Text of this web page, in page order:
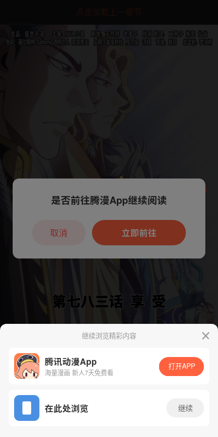
点击加载上一章节
App免费看
下一话 腾漫App免费看
继续浏览精彩内容
腾讯动漫App
海量漫画 新人7天免费看
打开APP
在此处浏览 继续
本章节仅支持App阅读，可打开App新用
户7天免费看
是否前往腾漫App继续阅读
立即前往
取消